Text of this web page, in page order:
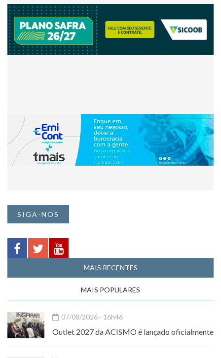
SIGA-NOS
MAIS RECENTES
MAIS POPULARES
07/08/2026 - 16h46
Outlet 2027 da ACISMO é lançado oficialmente